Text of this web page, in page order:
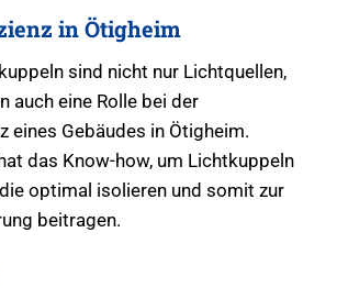
in Ötigheim
sind nicht nur Lichtquellen,
auch eine Rolle bei der
eines Gebäudes in Ötigheim.
das Know-how, um Lichtkuppeln
optimal isolieren und somit zur
beitragen.